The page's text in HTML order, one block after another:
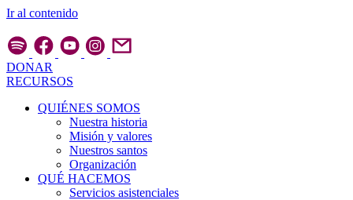
Ir al contenido
DONAR
RECURSOS
QUIÉNES SOMOS
Nuestra historia
Misión y valores
Nuestros santos
Organización
QUÉ HACEMOS
Servicios asistenciales